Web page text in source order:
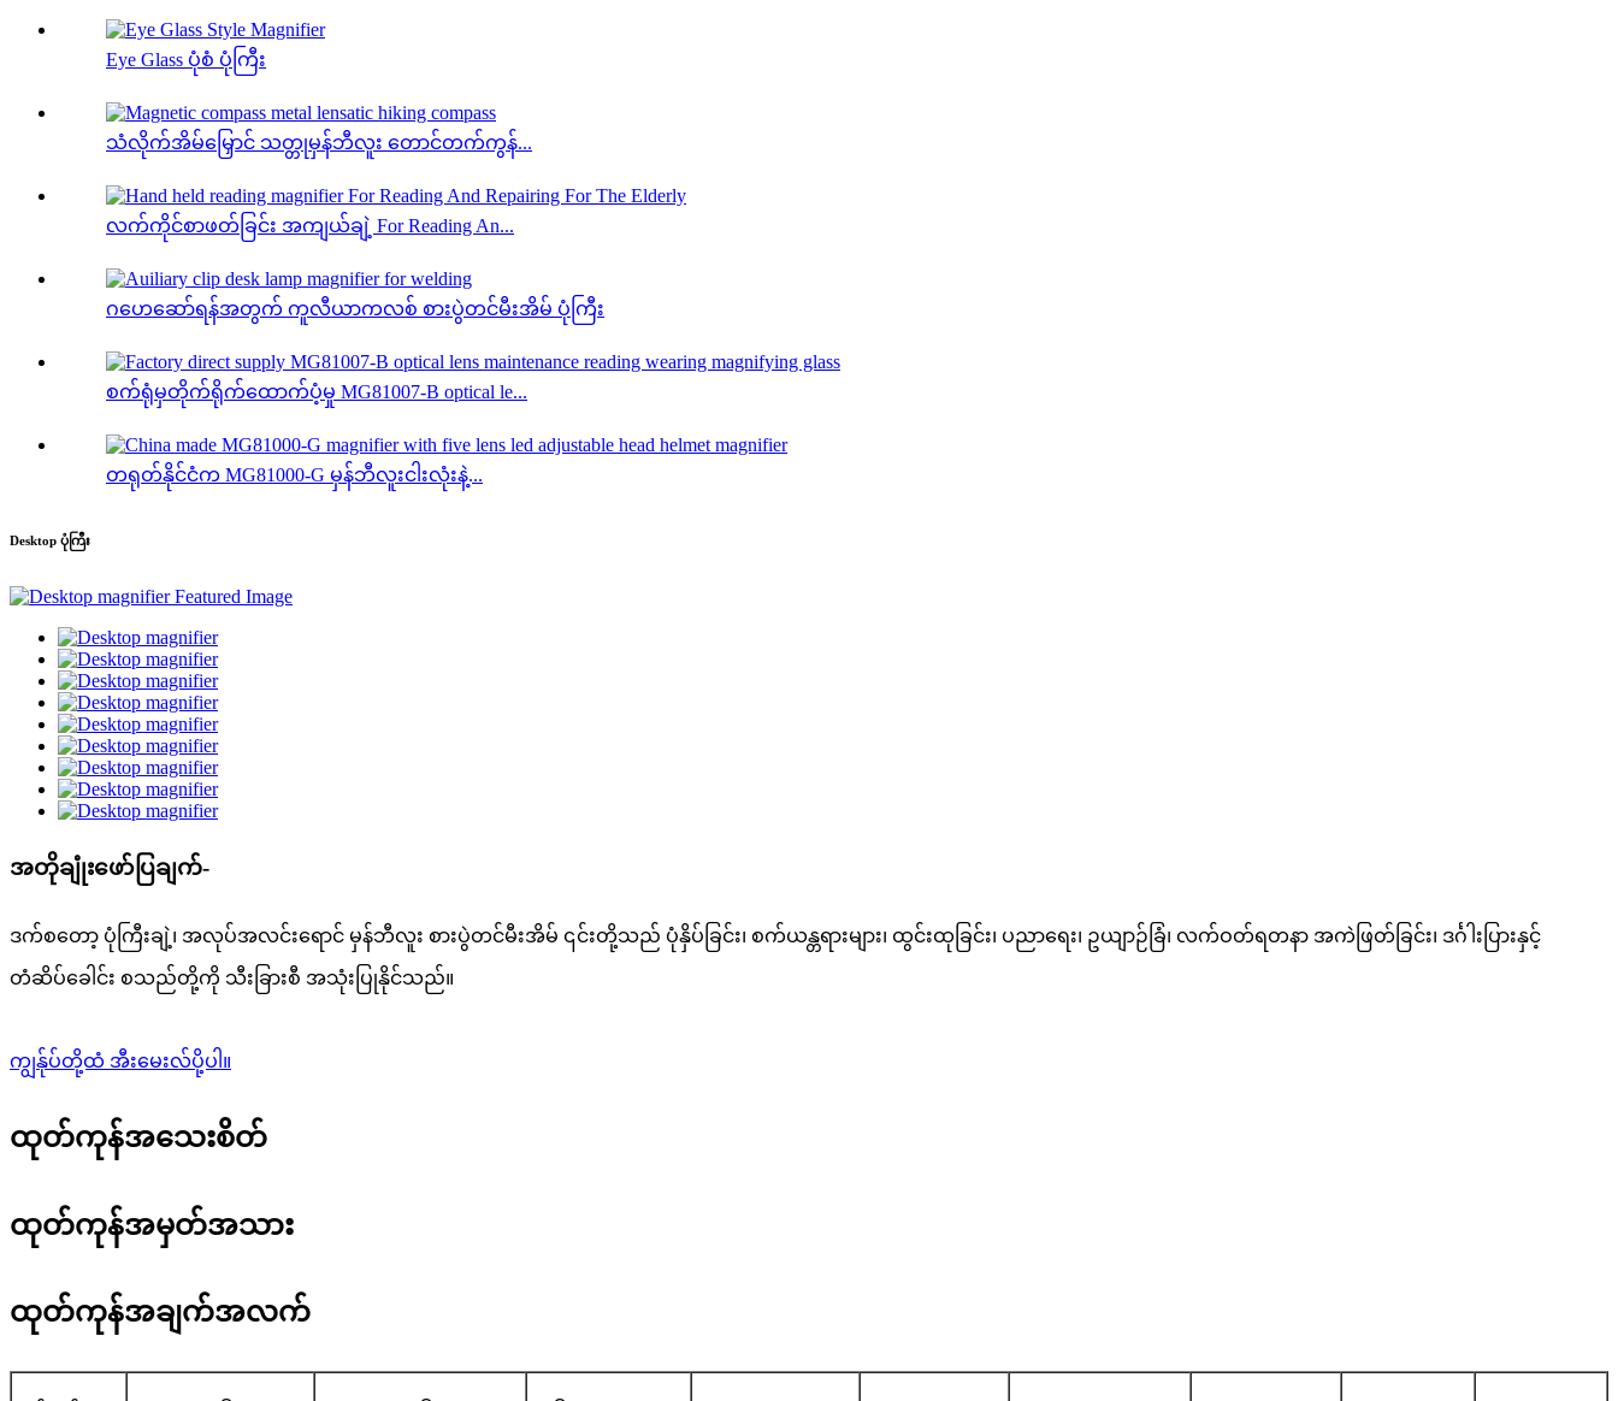
Eye Glass ပုံစံ ပုံကြီး
သံလိုက်အိမ်မြှောင် သတ္တုမှန်ဘီလူး တောင်တက်ကွန်...
လက်ကိုင်စာဖတ်ခြင်း အကျယ်ချဲ့ For Reading An...
ဂဟေဆော်ရန်အတွက် ကူလီယာကလစ် စားပွဲတင်မီးအိမ် ပုံကြီး
စက်ရုံမှတိုက်ရိုက်ထောက်ပံ့မှု MG81007-B optical le...
တရုတ်နိုင်ငံက MG81000-G မှန်ဘီလူးငါးလုံးနဲ့...
Desktop ပုံကြီး
အတိုချုံးဖော်ပြချက်-
ဒက်စတော့ ပုံကြီးချဲ့၊ အလုပ်အလင်းရောင် မှန်ဘီလူး စားပွဲတင်မီးအိမ် ၎င်းတို့သည် ပုံနှိပ်ခြင်း၊ စက်ယန္တရားများ၊ ထွင်းထုခြင်း၊ ပညာရေး၊ ဥယျာဉ်ခြံ၊ လက်ဝတ်ရတနာ အကဲဖြတ်ခြင်း၊ ဒင်္ဂါးပြားနှင့်
တံဆိပ်ခေါင်း စသည်တို့ကို သီးခြားစီ အသုံးပြုနိုင်သည်။
ကျွန်ုပ်တို့ထံ အီးမေးလ်ပို့ပါ။
ထုတ်ကုန်အသေးစိတ်
ထုတ်ကုန်အမှတ်အသား
ထုတ်ကုန်အချက်အလက်